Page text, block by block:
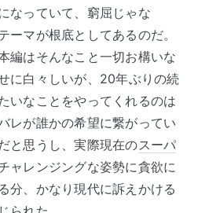
なっていて、窮屈じゃな
ーマが根底としてあるのだ。
編はそんなこと一切お構いな
に白々しいが、20年ぶりの続
いなことをやってくれるのは
レが誰かの希望に繋がってい
と思うし、実際現在のスーパ
ャレンジングな姿勢に貪欲に
分、かなり現代に訴えかける